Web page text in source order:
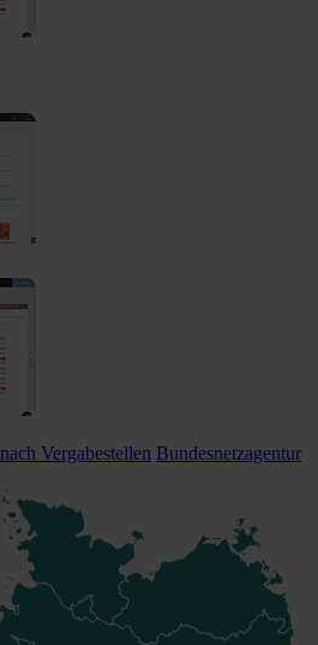
nach Vergabestellen Bundesnetzagentur